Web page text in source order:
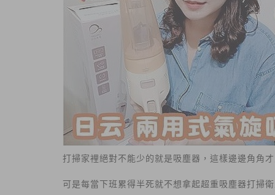
打掃家裡絕對不能少的就是吸塵器，這樣邊邊角角
可是每當下班累得半死就不想拿起超重吸塵器打掃